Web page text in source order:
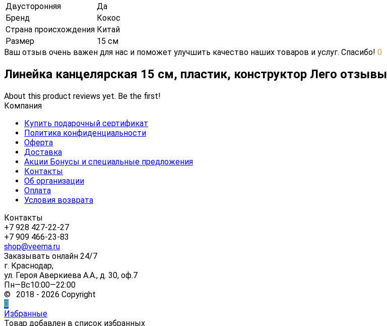
Двусторонняя
Да
Бренд
Кокос
Страна происхождения Китай
Размер
15 см
Ваш отзыв очень важен для нас и поможет улучшить качество наших товаров и услуг. Спасибо! 0
Линейка канцелярская 15 см, пластик, конструктор Лего отзывы
About this product reviews yet. Be the first!
Компания
Купить подарочный сертификат
Политика конфиденциальности
Оферта
Доставка
Акции Бонусы и специальные предложения
Контакты
Об организации
Оплата
Условия возврата
Контакты
+7 928 427-22-27
+7 909 466-23-83
shop@veema.ru
Заказывать онлайн 24/7
г. Краснодар,
ул. Героя Аверкиева А.А., д. 30, оф.7
Пн—Вс10:00—22:00
© 2018 - 2026 Copyright
0
Избранные
Товар добавлен в список избранных